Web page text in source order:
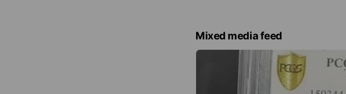
Mixed media feed